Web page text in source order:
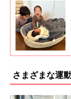
さまざまな運